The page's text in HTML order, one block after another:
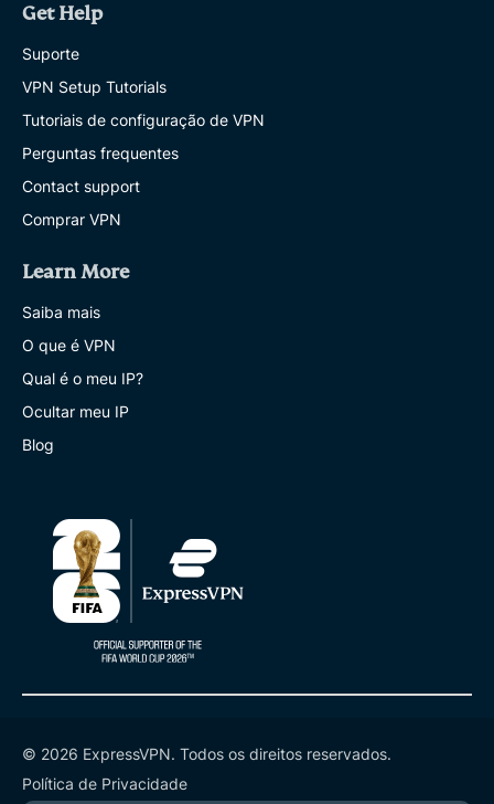
Get Help
Suporte
VPN Setup Tutorials
Tutoriais de configuração de VPN
Perguntas frequentes
Contact support
Comprar VPN
Learn More
Saiba mais
O que é VPN
Qual é o meu IP?
Ocultar meu IP
Blog
© 2026 ExpressVPN. Todos os direitos reservados.
Política de Privacidade